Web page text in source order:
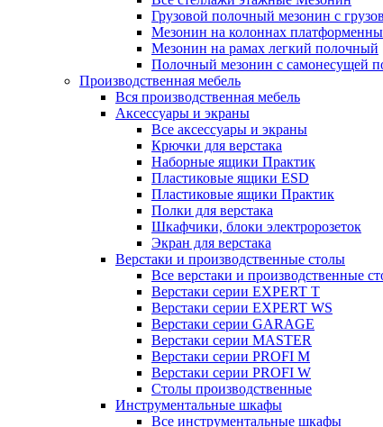
Грузовой полочный мезонин с
Мезонин на колоннах
Мезонин на рамах легкий полочный
Полочный мезонин с самонесущей
Производственная мебель
Вся производственная мебель
Аксессуары и экраны
Все аксессуары и экраны
Крючки для верстака
Наборные ящики Практик
Пластиковые ящики ESD
Пластиковые ящики Практик
Полки для верстака
Шкафчики, блоки электророзеток
Экран для верстака
Верстаки и производственные столы
Все верстаки и производственные
Верстаки серии EXPERT T
Верстаки серии EXPERT WS
Верстаки серии GARAGE
Верстаки серии MASTER
Верстаки серии PROFI M
Верстаки серии PROFI W
Столы производственные
Инструментальные шкафы
Все инструментальные шкафы